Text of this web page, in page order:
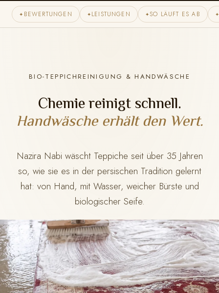
✦ BEWERTUNGEN ✦ LEISTUNGEN ✦ SO LÄUFT ES AB ✦
BIO-TEPPICHREINIGUNG & HANDWÄSCHE
Chemie reinigt schnell.
Handwäsche erhält den Wert.
Nazira Nabi wäscht Teppiche seit über 35 Jahren
so, wie sie es in der persischen Tradition gelernt
hat: von Hand, mit Wasser, weicher Bürste und
biologischer Seife.